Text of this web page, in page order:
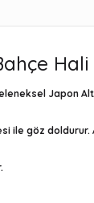
Hali
Japon
ile göz doldurur.